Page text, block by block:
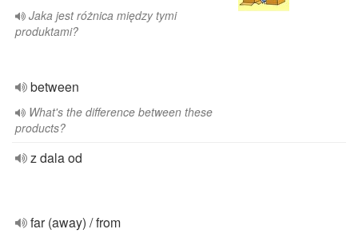
Jaka jest różnica między tymi
produktami?
between
What's the difference between these
products?
z dala od
far (away) / from